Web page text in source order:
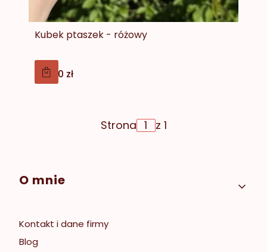
Kubek ptaszek - różowy
Cena
179,00 zł
Strona z 1
Linki w stopce
O mnie
Kontakt i dane firmy
Blog